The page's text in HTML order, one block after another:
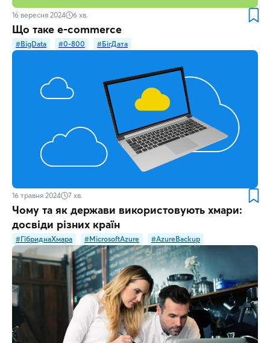
16 вересня 2024 6 хв.
Що таке e-commerce
#BigData #0-800 #БігДата
16 травня 2024 7 хв.
Чому та як держави використовують хмари:
досвіди різних країн
#ГібриднаХмара #MicrosoftAzure #AzureBackup